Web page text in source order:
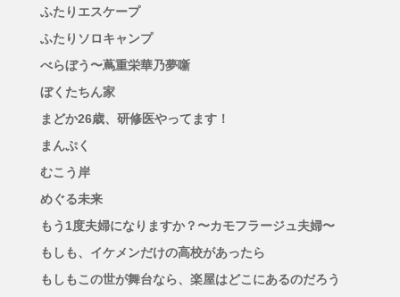
ふたりエスケープ
ふたりソロキャンプ
べらぼう〜蔦重栄華乃夢噺
ぼくたちん家
まどか26歳、研修医やってます！
まんぷく
むこう岸
めぐる未来
もう1度夫婦になりますか？〜カモフラージュ夫婦〜
もしも、イケメンだけの高校があったら
もしもこの世が舞台なら、楽屋はどこにあるのだろう